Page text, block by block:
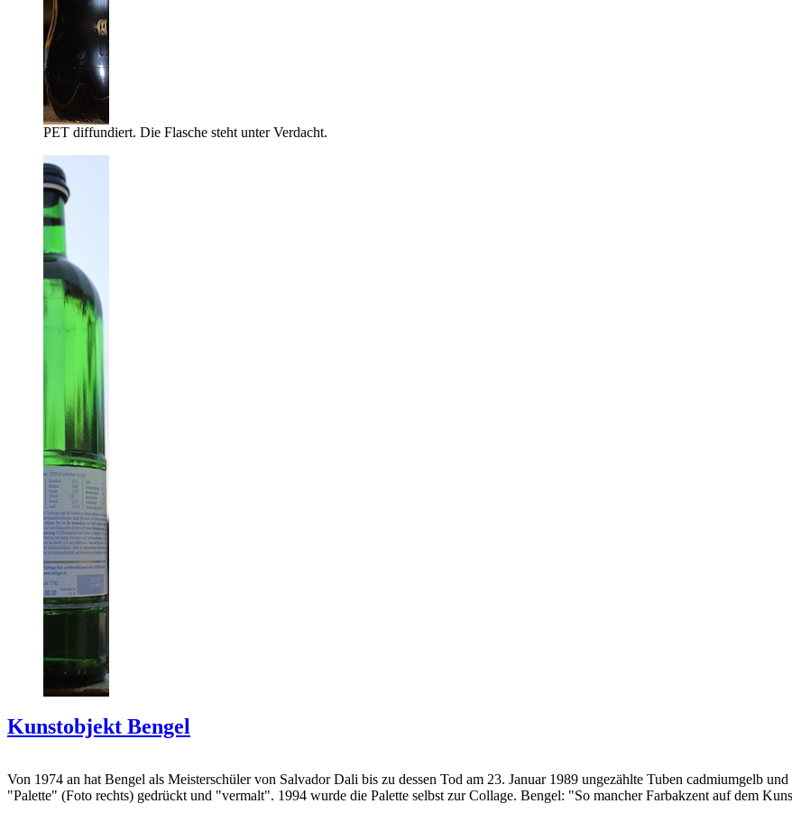
PET diffundiert. Die Flasche steht unter Verdacht.
Kunstobjekt Bengel
Von 1974 an hat Bengel als Meisterschüler von Salvador Dali bis zu dessen Tod am 23. Januar 1989 ungezählte Tuben cadmiumgelb
"Palette" (Foto rechts) gedrückt und "vermalt". 1994 wurde die Palette selbst zur Collage. Bengel: "So mancher Farbakzent auf dem